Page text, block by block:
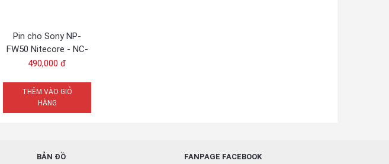
Pin cho Sony NP-
FW50 Nitecore - NC-
BP001
490,000 đ
THÊM VÀO GIỎ
HÀNG
BẢN ĐỒ FANPAGE FACEBOOK